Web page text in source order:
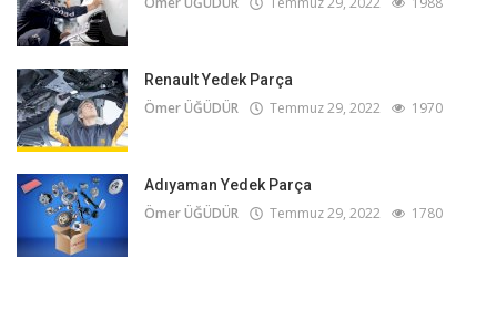
Renault Yedek Parça
Ömer ÜĞÜDÜR Temmuz 29, 2022 1970
Adıyaman Yedek Parça
Ömer ÜĞÜDÜR Temmuz 29, 2022 1780